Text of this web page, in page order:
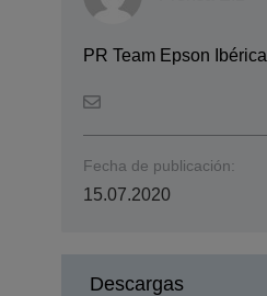
PR Team Epson Ibérica
Fecha de publicación:
15.07.2020
Descargas